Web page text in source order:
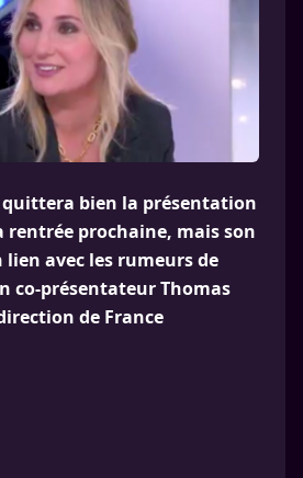
bien la présentation
rentrée prochaine, mais son
lien avec les rumeurs de
co-présentateur Thomas
de France